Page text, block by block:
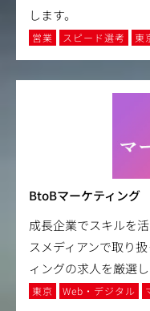
します。
営業 スピード選考 東
BtoBマーケティング
成長企業でスキルを
スメディアンで取り
ィングの求人を厳選し
東京 Web・デジタル